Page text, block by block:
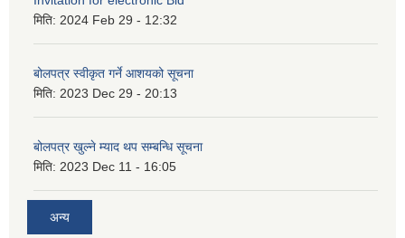
मिति: 2024 Feb 29 - 12:32
बोलपत्र स्वीकृत गर्ने आशयको सूचना
मिति: 2023 Dec 29 - 20:13
बोलपत्र खुल्ने म्याद थप सम्बन्धि सूचना
मिति: 2023 Dec 11 - 16:05
अन्य